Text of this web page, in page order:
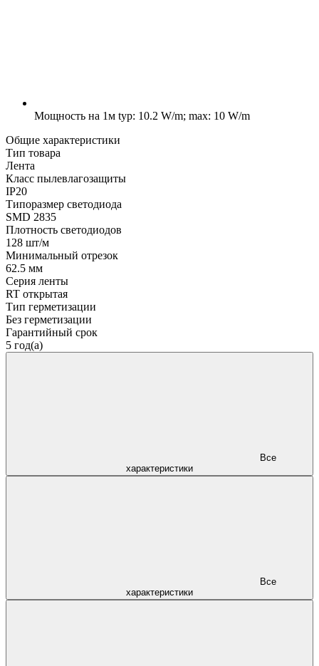
Мощность на 1м typ: 10.2 W/m; max: 10 W/m
Общие характеристики
Тип товара
Лента
Класс пылевлагозащиты
IP20
Типоразмер светодиода
SMD 2835
Плотность светодиодов
128 шт/м
Минимальный отрезок
62.5 мм
Серия ленты
RT открытая
Тип герметизации
Без герметизации
Гарантийный срок
5 год(а)
характеристики
характеристики